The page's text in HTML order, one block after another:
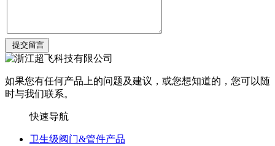
如果您有任何产品上的问题及建议，或您想知道的，您可以随
时与我们联系。
快速导航
卫生级阀门&管件产品